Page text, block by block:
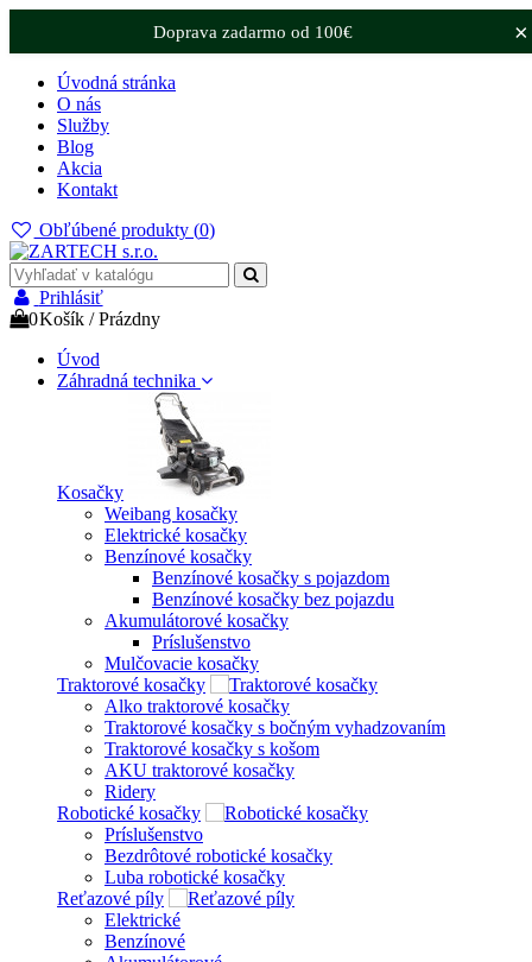
×
Doprava zadarmo od 100€
Úvodná stránka
O nás
Služby
Blog
Akcia
Kontakt
Obľúbené produkty (0)
Prihlásiť
0Košík /Prázdny
Úvod
Záhradná technika
Kosačky
Weibang kosačky
Elektrické kosačky
Benzínové kosačky
Benzínové kosačky s pojazdom
Benzínové kosačky bez pojazdu
Akumulátorové kosačky
Príslušenstvo
Mulčovacie kosačky
Traktorové kosačky
Alko traktorové kosačky
Traktorové kosačky s bočným vyhadzovaním
Traktorové kosačky s košom
AKU traktorové kosačky
Ridery
Robotické kosačky
Príslušenstvo
Bezdrôtové robotické kosačky
Luba robotické kosačky
Reťazové píly
Elektrické
Benzínové